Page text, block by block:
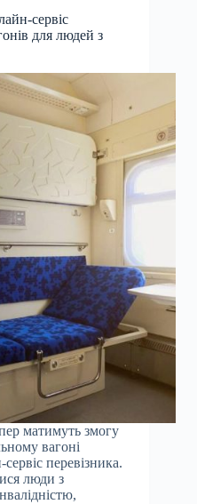
сервіс
для людей з
матимуть змогу
вагоні
перевізника.
люди з